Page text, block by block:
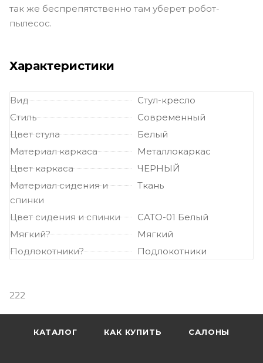
так же беспрепятственно там уберет робот-
пылесос.
Характеристики
Вид
Стул-кресло
Стиль
Современный
Цвет стула
Белый
Материал каркаса
Металлокаркас
Цвет каркаса
ЧЕРНЫЙ
Материал сидения и
спинки
Ткань
Цвет сидения и спинки
CATO-01 Белый
Мягкий?
Мягкий
Подлокотники?
Подлокотники
222
КАТАЛОГ КАК КУПИТЬ САЛОНЫ